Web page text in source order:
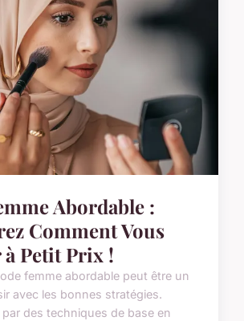
Abordable :
Comment Vous
Petit Prix !
femme abordable peut être un
avec les bonnes stratégies.
des techniques de base en